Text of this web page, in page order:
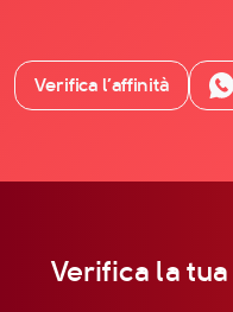
Verifica l’affinità
Verifica la